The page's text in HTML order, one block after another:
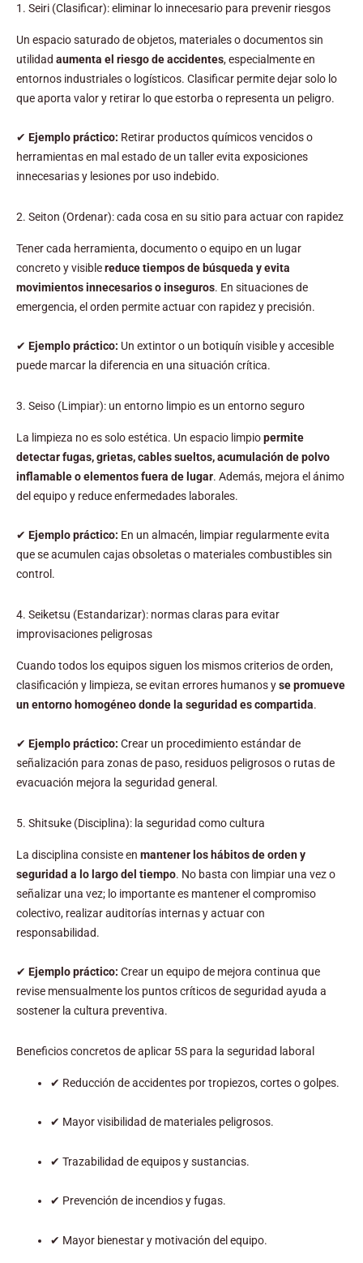
1. Seiri (Clasificar): eliminar lo innecesario para prevenir riesgos
Un espacio saturado de objetos, materiales o documentos sin
utilidad aumenta el riesgo de accidentes, especialmente en
entornos industriales o logísticos. Clasificar permite dejar solo lo
que aporta valor y retirar lo que estorba o representa un peligro.
✔ Ejemplo práctico: Retirar productos químicos vencidos o
herramientas en mal estado de un taller evita exposiciones
innecesarias y lesiones por uso indebido.
2. Seiton (Ordenar): cada cosa en su sitio para actuar con rapidez
Tener cada herramienta, documento o equipo en un lugar
concreto y visiblereduce tiempos de búsqueda y evita
movimientos innecesarios o inseguros. En situaciones de
emergencia, el orden permite actuar con rapidez y precisión.
✔ Ejemplo práctico: Un extintor o un botiquín visible y accesible
puede marcar la diferencia en una situación crítica.
3. Seiso (Limpiar): un entorno limpio es un entorno seguro
La limpieza no es solo estética. Un espacio limpiopermite
detectar fugas, grietas, cables sueltos, acumulación de polvo
inflamable o elementos fuera de lugar. Además, mejora el ánimo
del equipo y reduce enfermedades laborales.
✔ Ejemplo práctico: En un almacén, limpiar regularmente evita
que se acumulen cajas obsoletas o materiales combustibles sin
control.
4. Seiketsu (Estandarizar): normas claras para evitar
improvisaciones peligrosas
Cuando todos los equipos siguen los mismos criterios de orden,
clasificación y limpieza, se evitan errores humanos yse promueve
un entorno homogéneo donde la seguridad es compartida.
✔ Ejemplo práctico: Crear un procedimiento estándar de
señalización para zonas de paso, residuos peligrosos o rutas de
evacuación mejora la seguridad general.
5. Shitsuke (Disciplina): la seguridad como cultura
La disciplina consiste en mantener los hábitos de orden y
seguridad a lo largo del tiempo. No basta con limpiar una vez o
señalizar una vez; lo importante es mantener el compromiso
colectivo, realizar auditorías internas y actuar con
responsabilidad.
✔ Ejemplo práctico: Crear un equipo de mejora continua que
revise mensualmente los puntos críticos de seguridad ayuda a
sostener la cultura preventiva.
Beneficios concretos de aplicar 5S para la seguridad laboral
✔ Reducción de accidentes por tropiezos, cortes o golpes.
✔ Mayor visibilidad de materiales peligrosos.
✔ Trazabilidad de equipos y sustancias.
✔ Prevención de incendios y fugas.
✔ Mayor bienestar y motivación del equipo.